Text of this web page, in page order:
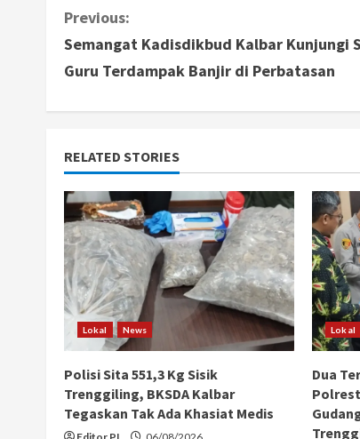
C
o
i
n
u
e
R
e
a
Previous:
Semangat Kadisdikbud Kalbar Kunjungi
Guru Terdampak Banjir di Perbatasan
RELATED STORIES
Lokal News
Polisi Sita 551,3 Kg Sisik
Trenggiling, BKSDA Kalbar
Tegaskan Tak Ada Khasiat Medis
Lokal
Dua